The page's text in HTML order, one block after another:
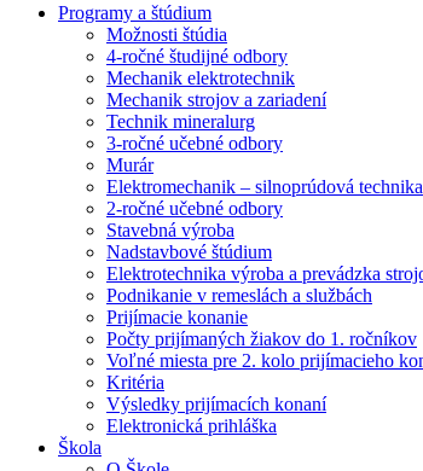
Programy a štúdium
Možnosti štúdia
4-ročné študijné odbory
Mechanik elektrotechnik
Mechanik strojov a zariadení
Technik mineralurg
3-ročné učebné odbory
Murár
Elektromechanik – silnoprúdová technika
2-ročné učebné odbory
Stavebná výroba
Nadstavbové štúdium
Elektrotechnika výroba a prevádzka
Podnikanie v remeslách a službách
Prijímacie konanie
Počty prijímaných žiakov do 1. ročníkov
Voľné miesta pre 2. kolo prijímacieho
Kritéria
Výsledky prijímacích konaní
Elektronická prihláška
Škola